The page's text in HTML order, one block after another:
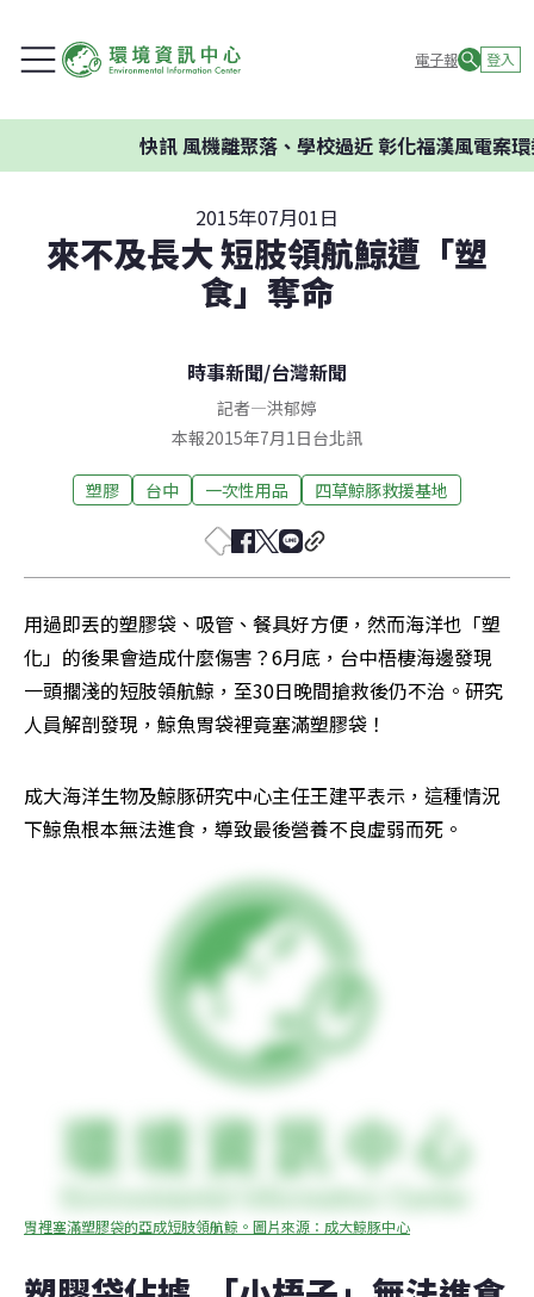
電子報 登入
風機離聚落、學校過近 彰化福漢風電案環委建
2015年07月01日
來不及長大 短肢領航鯨遭「塑
食」奪命
時事新聞/台灣新聞
記者—洪郁婷
本報2015年7月1日台北訊
塑膠 台中 一次性用品 四草鯨豚救援基地
用過即丟的塑膠袋、吸管、餐具好方便，然而海洋也「塑
化」的後果會造成什麼傷害？6月底，台中梧棲海邊發現
一頭擱淺的短肢領航鯨，至30日晚間搶救後仍不治。研究
人員解剖發現，鯨魚胃袋裡竟塞滿塑膠袋！
成大海洋生物及鯨豚研究中心主任王建平表示，這種情況
下鯨魚根本無法進食，導致最後營養不良虛弱而死。
胃裡塞滿塑膠袋的亞成短肢領航鯨。圖片來源：成大鯨豚中心